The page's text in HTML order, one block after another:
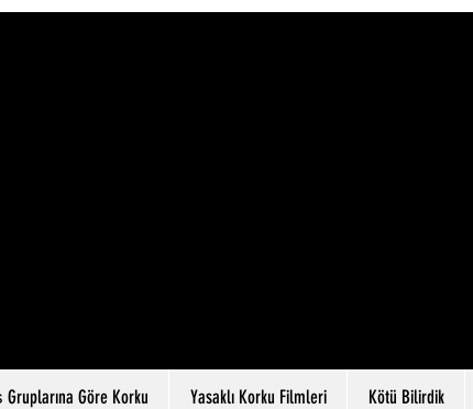
Gruplarına Göre Korku Yasaklı Korku Filmleri Kötü Bilirdik